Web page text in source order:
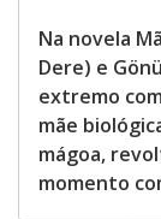
Na novela
Dere) e
extremo
mãe
mágoa,
momento